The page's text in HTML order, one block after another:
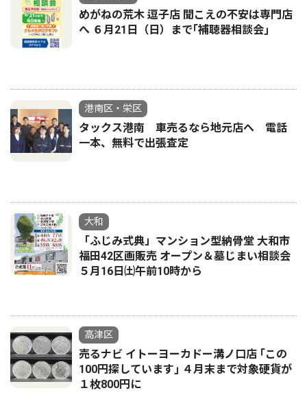
めがねの荒木 逗子店 聞こえの不安は専門店
へ ６月21日（日）まで｢補聴器相談会｣
港南区・栄区
タックス港南 車売るなら地元店へ 電話
一本、無料で出張査定
大和
「ふじみ式典」マンション型納骨堂 大和市
福田42区画販売 オープン＆墓じまい相談会
５月16日㈯午前10時から
高津区
売るナビ イトーヨーカドー溝ノ口店 ｢この
100円探しています｣ ４月末まで対象硬貨が
１枚800円に